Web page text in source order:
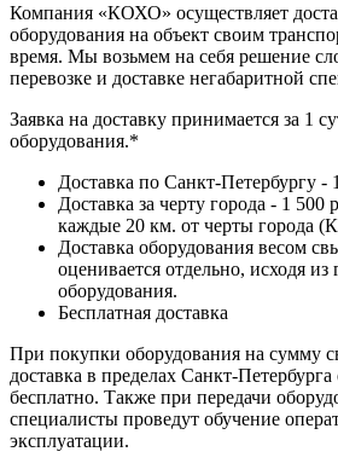
Компания «КОХО» осуществляет
оборудования на объект своим
время. Мы возьмем на себя решение
перевозке и доставке негабаритной
Заявка на доставку принимается за 1
оборудования.*
Доставка по Санкт-Петербургу -
Доставка за черту города - 1 500
каждые 20 км. от черты города
Доставка оборудования весом
оценивается отдельно, исходя
оборудования.
Бесплатная доставка
При покупки оборудования на сумму
доставка в пределах Санкт-Петербурга
бесплатно. Также при передачи
специалисты проведут обучение
эксплуатации.